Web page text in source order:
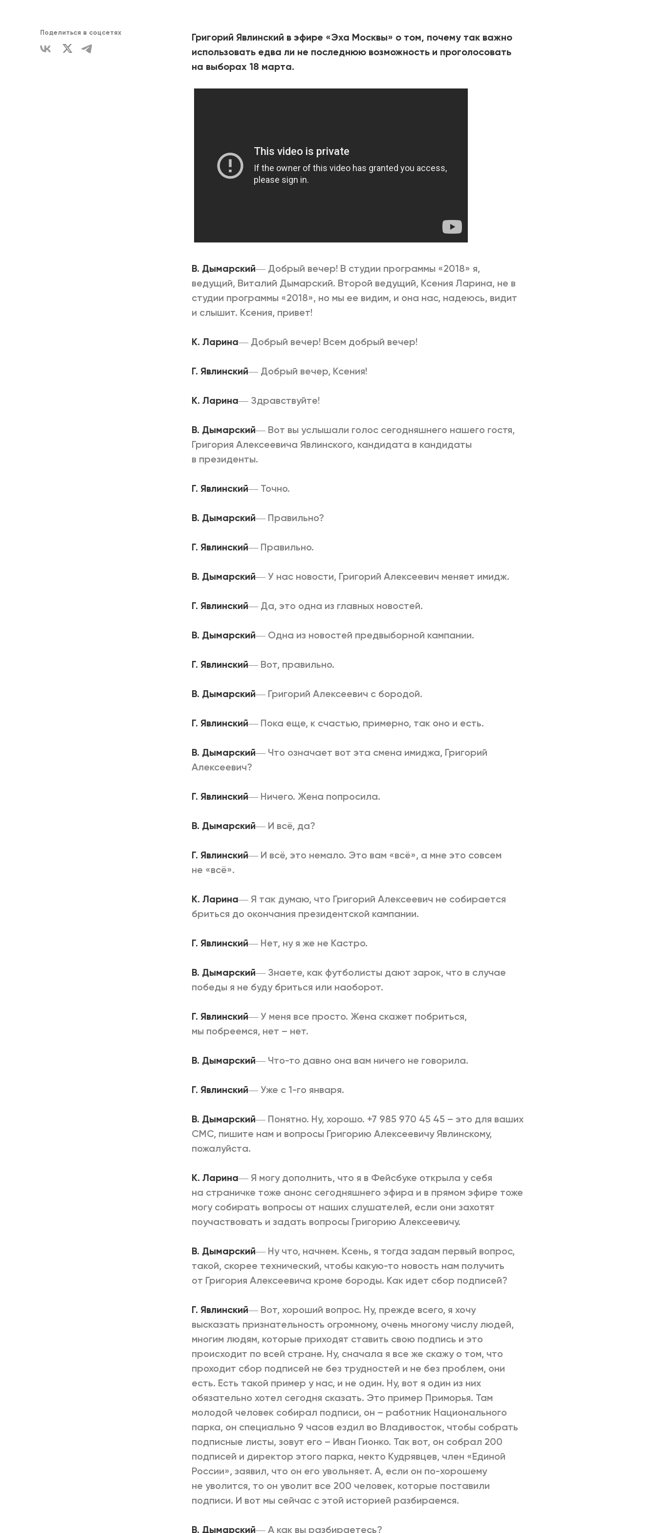
Поделиться в соцсетях
Григорий Явлинский в эфире «Эха Москвы» о том, почему так важно
использовать едва ли не последнюю возможность и проголосовать
на выборах 18 марта.
В. Дымарский― Добрый вечер! В студии программы «2018» я,
ведущий, Виталий Дымарский. Второй ведущий, Ксения Ларина, не в
студии программы «2018», но мы ее видим, и она нас, надеюсь, видит
и слышит. Ксения, привет!
К. Ларина― Добрый вечер! Всем добрый вечер!
Г. Явлинский― Добрый вечер, Ксения!
К. Ларина― Здравствуйте!
В. Дымарский― Вот вы услышали голос сегодняшнего нашего гостя,
Григория Алексеевича Явлинского, кандидата в кандидаты
в президенты.
Г. Явлинский― Точно.
В. Дымарский― Правильно?
Г. Явлинский― Правильно.
В. Дымарский― У нас новости, Григорий Алексеевич меняет имидж.
Г. Явлинский― Да, это одна из главных новостей.
В. Дымарский― Одна из новостей предвыборной кампании.
Г. Явлинский― Вот, правильно.
В. Дымарский― Григорий Алексеевич с бородой.
Г. Явлинский― Пока еще, к счастью, примерно, так оно и есть.
В. Дымарский― Что означает вот эта смена имиджа, Григорий
Алексеевич?
Г. Явлинский― Ничего. Жена попросила.
В. Дымарский― И всё, да?
Г. Явлинский― И всё, это немало. Это вам «всё», а мне это совсем
не «всё».
К. Ларина― Я так думаю, что Григорий Алексеевич не собирается
бриться до окончания президентской кампании.
Г. Явлинский― Нет, ну я же не Кастро.
В. Дымарский― Знаете, как футболисты дают зарок, что в случае
победы я не буду бриться или наоборот.
Г. Явлинский― У меня все просто. Жена скажет побриться,
мы побреемся, нет – нет.
В. Дымарский― Что-то давно она вам ничего не говорила.
Г. Явлинский― Уже с 1-го января.
В. Дымарский― Понятно. Ну, хорошо. +7 985 970 45 45 – это для ваших
СМС, пишите нам и вопросы Григорию Алексеевичу Явлинскому,
пожалуйста.
К. Ларина― Я могу дополнить, что я в Фейсбуке открыла у себя
на страничке тоже анонс сегодняшнего эфира и в прямом эфире тоже
могу собирать вопросы от наших слушателей, если они захотят
поучаствовать и задать вопросы Григорию Алексеевичу.
В. Дымарский― Ну что, начнем. Ксень, я тогда задам первый вопрос,
такой, скорее технический, чтобы какую-то новость нам получить
от Григория Алексеевича кроме бороды. Как идет сбор подписей?
Г. Явлинский― Вот, хороший вопрос. Ну, прежде всего, я хочу
высказать признательность огромному, очень многому числу людей,
многим людям, которые приходят ставить свою подпись и это
происходит по всей стране. Ну, сначала я все же скажу о том, что
проходит сбор подписей не без трудностей и не без проблем, они
есть. Есть такой пример у нас, и не один. Ну, вот я один из них
обязательно хотел сегодня сказать. Это пример Приморья. Там
молодой человек собирал подписи, он – работник Национального
парка, он специально 9 часов ездил во Владивосток, чтобы собрать
подписные листы, зовут его – Иван Гионко. Так вот, он собрал 200
подписей и директор этого парка, некто Кудрявцев, член «Единой
России», заявил, что он его увольняет. А, если он по-хорошему
не уволится, то он уволит все 200 человек, которые поставили
подписи. И вот мы сейчас с этой историей разбираемся.
В. Дымарский― А как вы разбираетесь?